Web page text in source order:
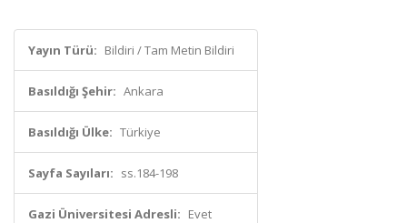
Yayın Türü: Bildiri / Tam Metin Bildiri
Basıldığı Şehir: Ankara
Basıldığı Ülke: Türkiye
Sayfa Sayıları: ss.184-198
Gazi Üniversitesi Adresli: Evet